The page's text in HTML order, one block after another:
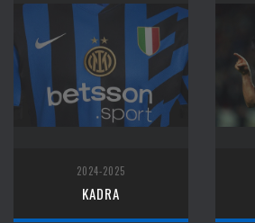
2024-2025
KADRA